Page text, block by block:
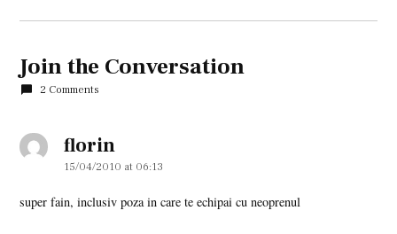
Join the Conversation
2 Comments
florin
15/04/2010 at 06:13
super fain, inclusiv poza in care te echipai cu neoprenul